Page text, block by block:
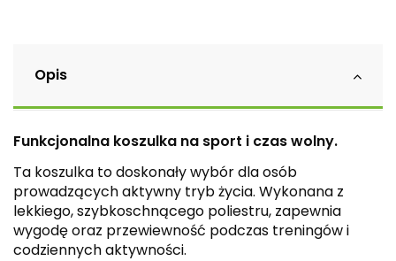
Opis
Funkcjonalna koszulka na sport i czas wolny.
Ta koszulka to doskonały wybór dla osób
prowadzących aktywny tryb życia. Wykonana z
lekkiego, szybkoschnącego poliestru, zapewnia
wygodę oraz przewiewność podczas treningów i
codziennych aktywności.